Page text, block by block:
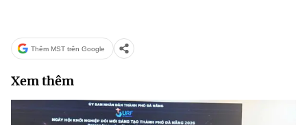
Thêm MST trên Google
Xem thêm